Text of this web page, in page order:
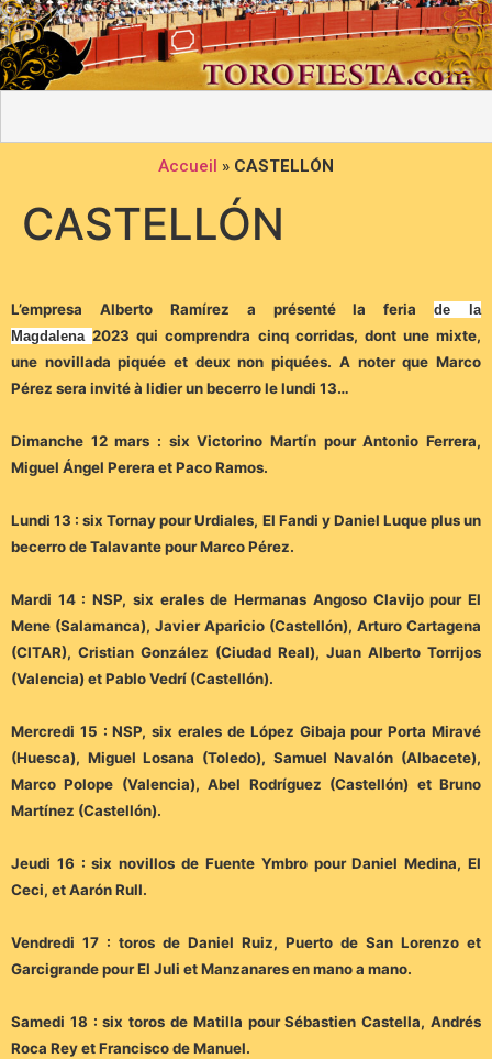
Accueil » CASTELLÓN
CASTELLÓN
L’empresa Alberto Ramírez a présenté la feriade la
Magdalena2023 qui comprendra cinq corridas, dont une mixte,
une novillada piquée et deux non piquées. A noter que Marco
Pérez sera invité à lidier un becerro le lundi 13…
Dimanche 12 mars : six Victorino Martín pour Antonio Ferrera,
Miguel Ángel Perera et Paco Ramos.
Lundi 13 : six Tornay pour Urdiales, El Fandi y Daniel Luque plus un
becerro de Talavante pour Marco Pérez.
Mardi 14 : NSP, six erales de Hermanas Angoso Clavijo pour El
Mene (Salamanca), Javier Aparicio (Castellón), Arturo Cartagena
(CITAR), Cristian González (Ciudad Real), Juan Alberto Torrijos
(Valencia) et Pablo Vedrí (Castellón).
Mercredi 15 : NSP, six erales de López Gibaja pour Porta Miravé
(Huesca), Miguel Losana (Toledo), Samuel Navalón (Albacete),
Marco Polope (Valencia), Abel Rodríguez (Castellón) et Bruno
Martínez (Castellón).
Jeudi 16 : six novillos de Fuente Ymbro pour Daniel Medina, El
Ceci, et Aarón Rull.
Vendredi 17 : toros de Daniel Ruiz, Puerto de San Lorenzo et
Garcigrande pour El Juli et Manzanares en mano a mano.
Samedi 18 : six toros de Matilla pour Sébastien Castella, Andrés
Roca Rey et Francisco de Manuel.